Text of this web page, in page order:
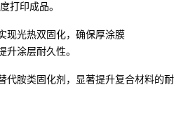
打印成品。
现光热双固化，确保厚涂膜
升涂层耐久性。
代胺类固化剂，显著提升复合材料的耐